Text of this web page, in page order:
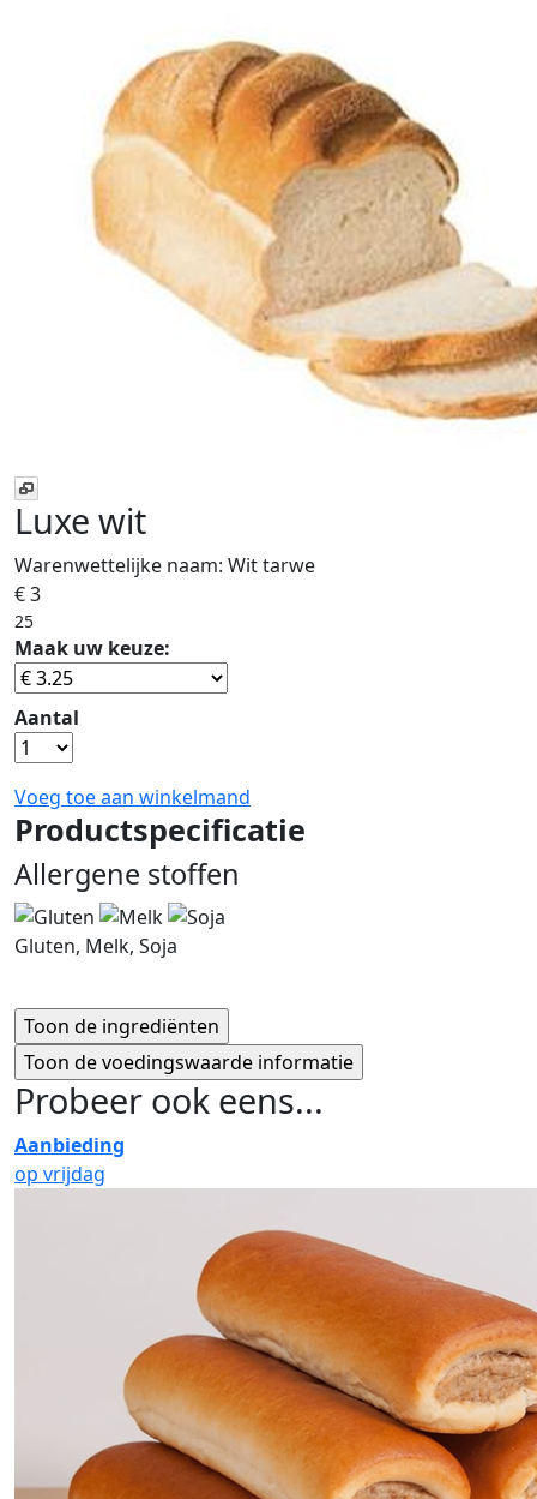
Luxe wit
Warenwettelijke naam: Wit tarwe
€ 3
25
Maak uw keuze:
Aantal
Voeg toe aan winkelmand
Productspecificatie
Allergene stoffen
Gluten, Melk, Soja
Probeer ook eens...
Aanbieding
op vrijdag